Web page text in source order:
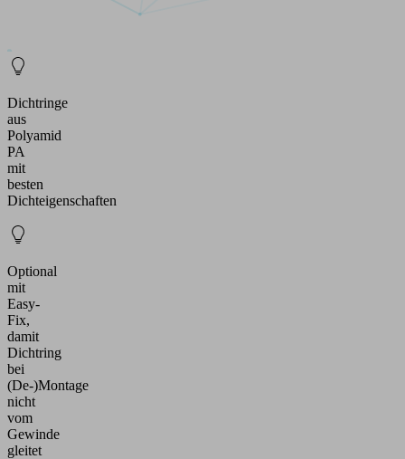
Dichtringe
aus
Polyamid
PA
mit
besten
Dichteigenschaften
Optional
mit
Easy-
Fix,
damit
Dichtring
bei
(De-)Montage
nicht
vom
Gewinde
gleitet